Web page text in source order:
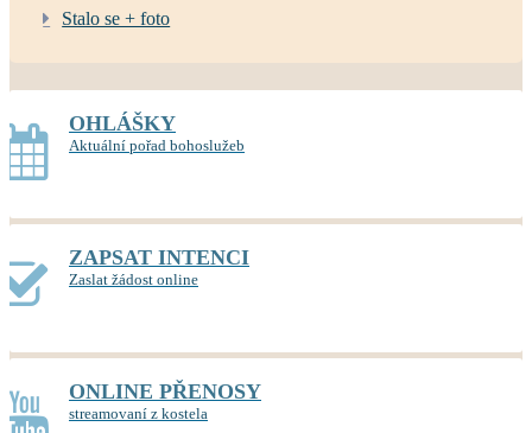
Stalo se + foto
OHLÁŠKY
Aktuální pořad bohoslužeb
ZAPSAT INTENCI
Zaslat žádost online
ONLINE PŘENOSY
streamovaní z kostela